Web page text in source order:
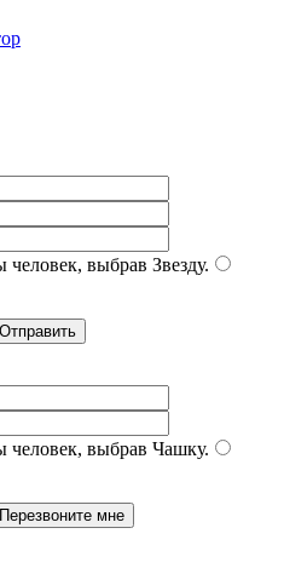
человек, выбрав Звезду.
человек, выбрав Чашку.